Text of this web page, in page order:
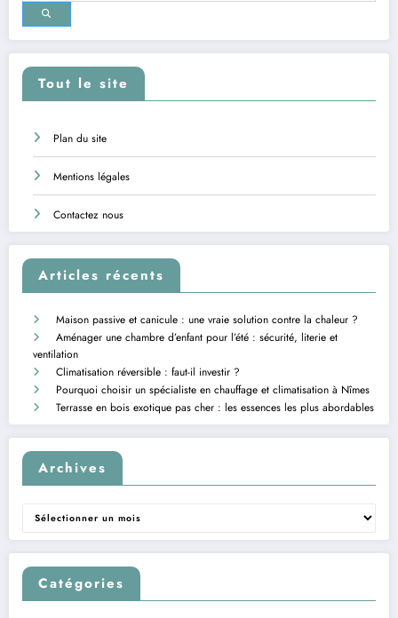
Tout le site
Plan du site
Mentions légales
Contactez nous
Articles récents
Maison passive et canicule : une vraie solution contre la chaleur ?
Aménager une chambre d’enfant pour l’été : sécurité, literie et
ventilation
Climatisation réversible : faut-il investir ?
Pourquoi choisir un spécialiste en chauffage et climatisation à Nîmes
Terrasse en bois exotique pas cher : les essences les plus abordables
Archives
Archives
Catégories